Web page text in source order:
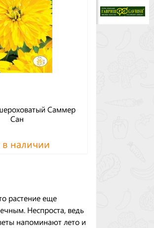
Саммер
Сан
в наличии
растение еще
Неспроста, ведь
напоминают лето и